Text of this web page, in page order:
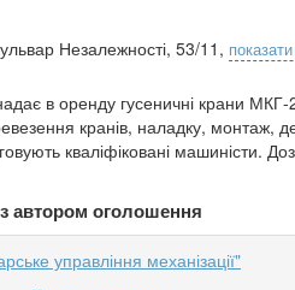
Незалежності, 53/11,
в оренду гусеничні крани МКГ-
кранів, наладку, монтаж,
кваліфіковані машиністи.
автором оголошення
управління механізації"